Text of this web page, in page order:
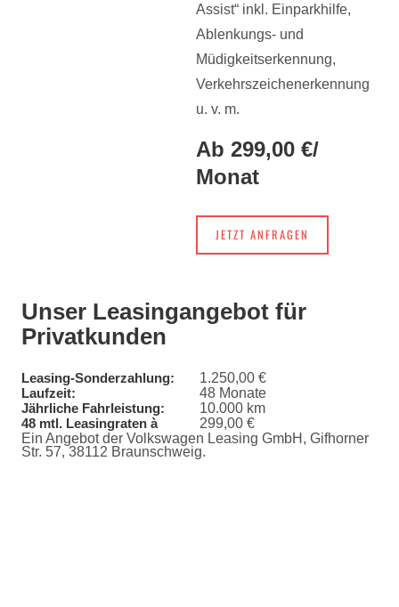
Assist“ inkl. Einparkhilfe,
Ablenkungs- und
Müdigkeitserkennung,
Verkehrszeichenerkennung
u. v. m.
Ab 299,00 €/
Monat
JETZT ANFRAGEN
Unser Leasingangebot für
Privatkunden
Leasing-Sonderzahlung: 1.250,00 €
Laufzeit: 48 Monate
Jährliche Fahrleistung: 10.000 km
48 mtl. Leasingraten à
299,00 €
Ein Angebot der Volkswagen Leasing GmbH, Gifhorner
Str. 57, 38112 Braunschweig.